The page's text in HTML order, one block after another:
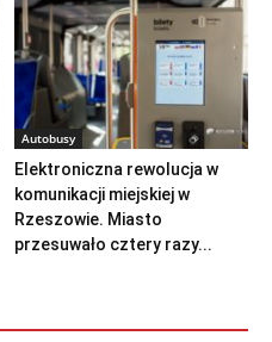
Autobusy
Elektroniczna rewolucja w
komunikacji miejskiej w
Rzeszowie. Miasto
przesuwało cztery razy...